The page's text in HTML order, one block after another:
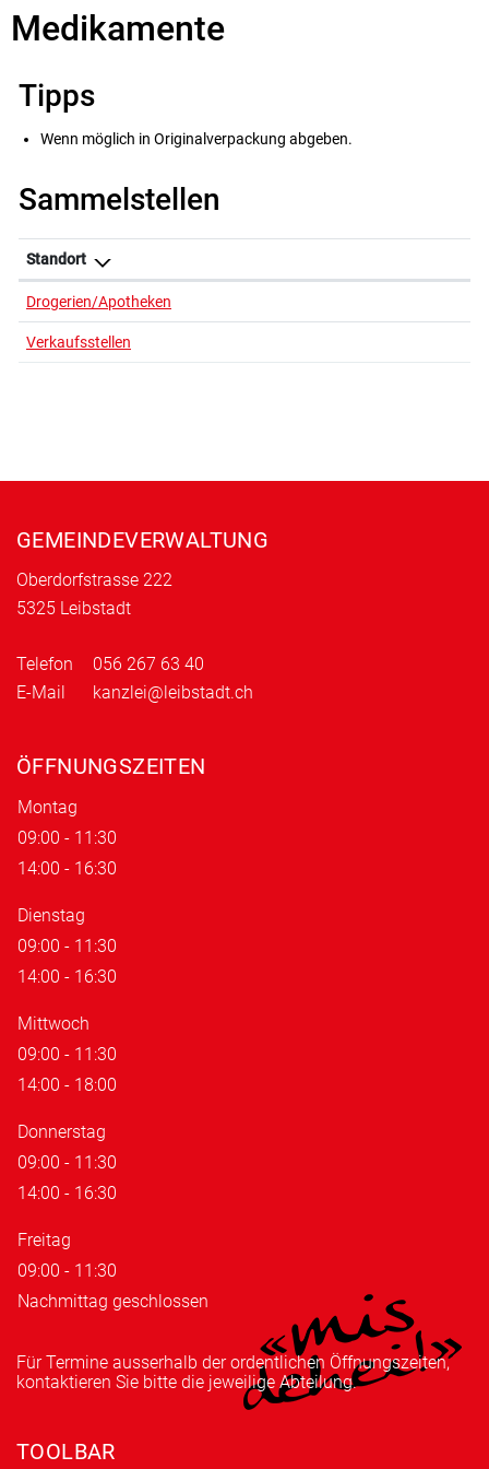
Medikamente
Tipps
Wenn möglich in Originalverpackung abgeben.
Sammelstellen
Standort
Drogerien/Apotheken
Verkaufsstellen
Fusszeile
GEMEINDEVERWALTUNG
Oberdorfstrasse 222
5325 Leibstadt
Telefon
056 267 63 40
E-Mail
kanzlei@leibstadt.ch
ÖFFNUNGSZEITEN
Montag
09:00 - 11:30
14:00 - 16:30
Dienstag
09:00 - 11:30
14:00 - 16:30
Mittwoch
09:00 - 11:30
14:00 - 18:00
Donnerstag
09:00 - 11:30
14:00 - 16:30
Freitag
09:00 - 11:30
Nachmittag geschlossen
Für Termine ausserhalb der ordentlichen Öffnungszeiten,
kontaktieren Sie bitte die jeweilige Abteilung.
TOOLBAR